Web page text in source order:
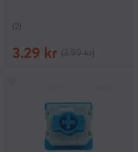
(2)
3.29 kr